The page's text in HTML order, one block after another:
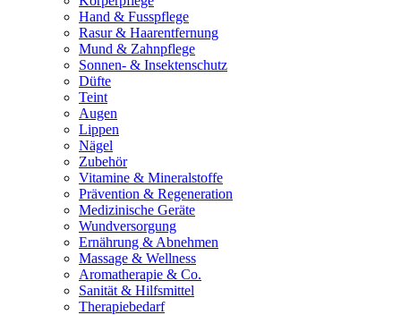
Hand & Fusspflege
Rasur & Haarentfernung
Mund & Zahnpflege
Sonnen- & Insektenschutz
Düfte
Teint
Augen
Lippen
Nägel
Zubehör
Vitamine & Mineralstoffe
Prävention & Regeneration
Medizinische Geräte
Wundversorgung
Ernährung & Abnehmen
Massage & Wellness
Aromatherapie & Co.
Sanität & Hilfsmittel
Therapiebedarf